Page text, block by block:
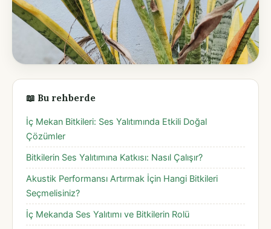
📖 Bu rehberde
İç Mekan Bitkileri: Ses Yalıtımında Etkili Doğal
Çözümler
Bitkilerin Ses Yalıtımına Katkısı: Nasıl Çalışır?
Akustik Performansı Artırmak İçin Hangi Bitkileri
Seçmelisiniz?
İç Mekanda Ses Yalıtımı ve Bitkilerin Rolü